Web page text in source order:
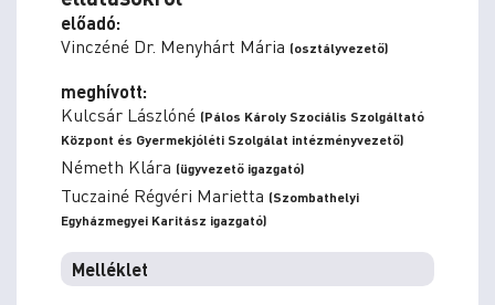
előadó:
Vinczéné Dr. Menyhárt Mária (osztályvezető)
meghívott:
Kulcsár Lászlóné (Pálos Károly Szociális Szolgáltató
Központ és Gyermekjóléti Szolgálat intézményvezető)
Németh Klára (ügyvezető igazgató)
Tuczainé Régvéri Marietta (Szombathelyi
Egyházmegyei Karitász igazgató)
Melléklet